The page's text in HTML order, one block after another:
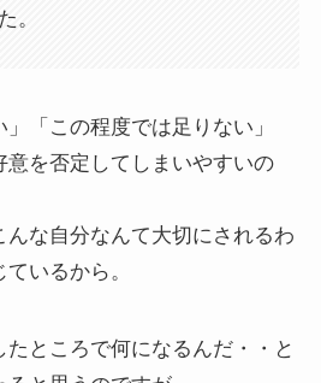
。
」「この程度では足りない」
意を否定してしまいやすいの
んな自分なんて大切にされるわ
いるから。
ところで何になるんだ・・と